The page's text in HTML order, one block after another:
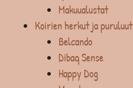
Makuualustat
Koirien herkut ja puruluut
Belcando
Dibaq Sense
Happy Dog